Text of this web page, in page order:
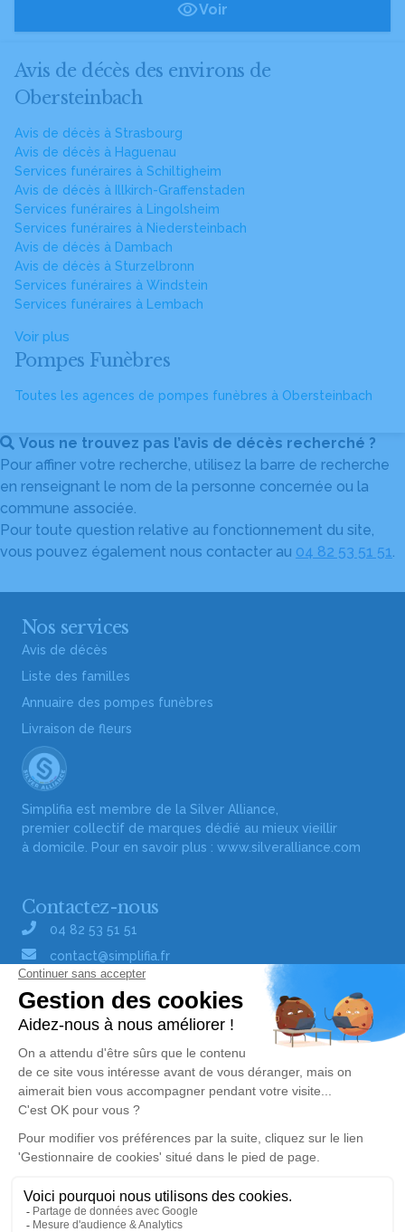
Voir
Avis de décès des environs de
Obersteinbach
Avis de décès à Strasbourg
Avis de décès à Haguenau
Services funéraires à Schiltigheim
Avis de décès à Illkirch-Graffenstaden
Services funéraires à Lingolsheim
Services funéraires à Niedersteinbach
Avis de décès à Dambach
Avis de décès à Sturzelbronn
Services funéraires à Windstein
Services funéraires à Lembach
Voir plus
Pompes Funèbres
Toutes les agences de pompes funèbres à Obersteinbach
Vous ne trouvez pas l’avis de décès recherché ?
Pour affiner votre recherche, utilisez la barre de recherche
en renseignant le nom de la personne concernée ou la
commune associée.
Pour toute question relative au fonctionnement du site,
vous pouvez également nous contacter au 04 82 53 51 51.
Nos services
Avis de décès
Liste des familles
Annuaire des pompes funèbres
Livraison de fleurs
Simplifia est membre de la Silver Alliance,
premier collectif de marques dédié au mieux vieillir
à domicile. Pour en savoir plus : www.silveralliance.com
Contactez-nous
04 82 53 51 51
contact@simplifia.fr
Réseaux sociaux
Liens utiles
Publier un avis de décès
Signaler un abus/une erreur
Consultez nos offres d'emploi
Politique de traitement des données